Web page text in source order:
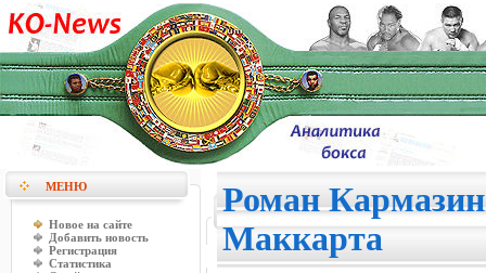
МЕНЮ
Новое на сайте
Добавить новость
Регистрация
Статистика
Роман
Маккарта